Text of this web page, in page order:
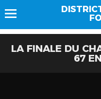
LA FINALE DU
67